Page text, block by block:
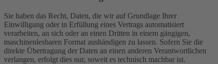
Sie haben das Recht, Daten, die wir auf Grundlage Ihrer
Einwilligung oder in Erfüllung eines Vertrags automatisiert
verarbeiten, an sich oder an einen Dritten in einem gängigen,
maschinenlesbaren Format aushändigen zu lassen. Sofern Sie die
direkte Übertragung der Daten an einen anderen Verantwortlichen
verlangen, erfolgt dies nur, soweit es technisch machbar ist.